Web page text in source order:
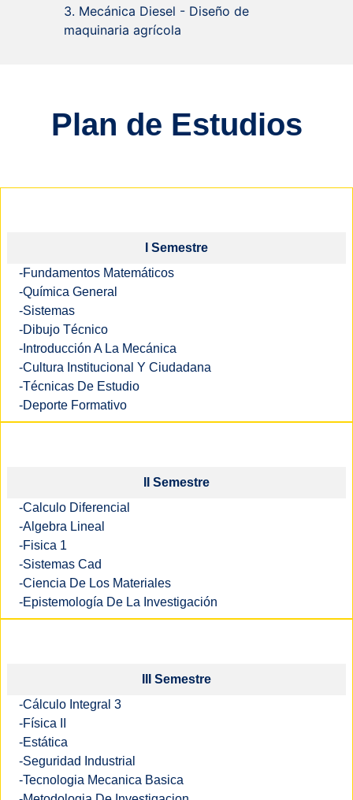
3. Mecánica Diesel - Diseño de
maquinaria agrícola
Plan de Estudios
I Semestre
-Fundamentos Matemáticos
-Química General
-Sistemas
-Dibujo Técnico
-Introducción A La Mecánica
-Cultura Institucional Y Ciudadana
-Técnicas De Estudio
-Deporte Formativo
II Semestre
-Calculo Diferencial
-Algebra Lineal
-Fisica 1
-Sistemas Cad
-Ciencia De Los Materiales
-Epistemología De La Investigación
III Semestre
-Cálculo Integral 3
-Física II
-Estática
-Seguridad Industrial
-Tecnologia Mecanica Basica